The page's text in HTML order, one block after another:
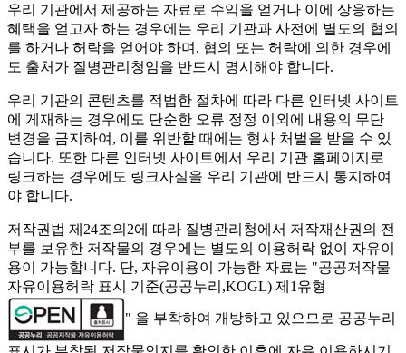
우리 기관에서 제공하는 자료로 수익을 얻거나 이에 상응하는
혜택을 얻고자 하는 경우에는 우리 기관과 사전에 별도의 협의
를 하거나 허락을 얻어야 하며, 협의 또는 허락에 의한 경우에
도 출처가 질병관리청임을 반드시 명시해야 합니다.
우리 기관의 콘텐츠를 적법한 절차에 따라 다른 인터넷 사이트
에 게재하는 경우에도 단순한 오류 정정 이외에 내용의 무단
변경을 금지하여, 이를 위반할 때에는 형사 처벌을 받을 수 있
습니다. 또한 다른 인터넷 사이트에서 우리 기관 홈페이지로
링크하는 경우에도 링크사실을 우리 기관에 반드시 통지하여
야 합니다.
저작권법 제24조의2에 따라 질병관리청에서 저작재산권의 전
부를 보유한 저작물의 경우에는 별도의 이용허락 없이 자유이
용이 가능합니다. 단, 자유이용이 가능한 자료는 "공공저작물
자유이용허락 표시 기준(공공누리,KOGL) 제1유형
" 을 부착하여 개방하고 있으므로 공공누리